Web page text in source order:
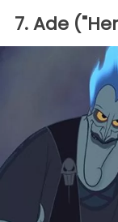
7. Ade